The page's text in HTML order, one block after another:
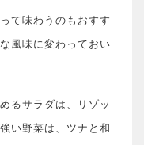
て味わうのもおすす
風味に変わっておい
るサラダは、リゾッ
い野菜は、ツナと和